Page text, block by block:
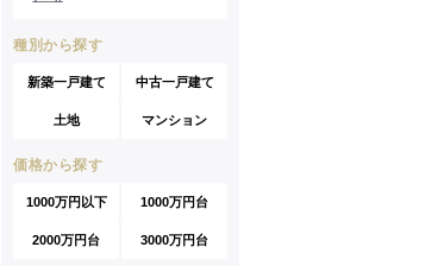
種別から探す
新築一戸建て 中古一戸建て
土地 マンション
価格から探す
1000万円以下 1000万円台
2000万円台 3000万円台